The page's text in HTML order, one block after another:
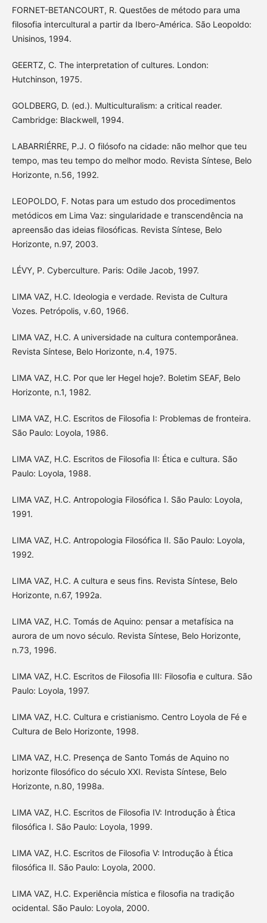
FORNET-BETANCOURT, R. Questões de método para uma
filosofia intercultural a partir da Ibero-América. São Leopoldo:
Unisinos, 1994.
GEERTZ, C. The interpretation of cultures. London:
Hutchinson, 1975.
GOLDBERG, D. (ed.). Multiculturalism: a critical reader.
Cambridge: Blackwell, 1994.
LABARRIÉRRE, P.J. O filósofo na cidade: não melhor que teu
tempo, mas teu tempo do melhor modo. Revista Síntese, Belo
Horizonte, n.56, 1992.
LEOPOLDO, F. Notas para um estudo dos procedimentos
metódicos em Lima Vaz: singularidade e transcendência na
apreensão das ideias filosóficas. Revista Síntese, Belo
Horizonte, n.97, 2003.
LÉVY, P. Cyberculture. Paris: Odile Jacob, 1997.
LIMA VAZ, H.C. Ideologia e verdade. Revista de Cultura
Vozes. Petrópolis, v.60, 1966.
LIMA VAZ, H.C. A universidade na cultura contemporânea.
Revista Síntese, Belo Horizonte, n.4, 1975.
LIMA VAZ, H.C. Por que ler Hegel hoje?. Boletim SEAF, Belo
Horizonte, n.1, 1982.
LIMA VAZ, H.C. Escritos de Filosofia I: Problemas de fronteira.
São Paulo: Loyola, 1986.
LIMA VAZ, H.C. Escritos de Filosofia II: Ética e cultura. São
Paulo: Loyola, 1988.
LIMA VAZ, H.C. Antropologia Filosófica I. São Paulo: Loyola,
1991.
LIMA VAZ, H.C. Antropologia Filosófica II. São Paulo: Loyola,
1992.
LIMA VAZ, H.C. A cultura e seus fins. Revista Síntese, Belo
Horizonte, n.67, 1992a.
LIMA VAZ, H.C. Tomás de Aquino: pensar a metafísica na
aurora de um novo século. Revista Síntese, Belo Horizonte,
n.73, 1996.
LIMA VAZ, H.C. Escritos de Filosofia III: Filosofia e cultura. São
Paulo: Loyola, 1997.
LIMA VAZ, H.C. Cultura e cristianismo. Centro Loyola de Fé e
Cultura de Belo Horizonte, 1998.
LIMA VAZ, H.C. Presença de Santo Tomás de Aquino no
horizonte filosófico do século XXI. Revista Síntese, Belo
Horizonte, n.80, 1998a.
LIMA VAZ, H.C. Escritos de Filosofia IV: Introdução à Ética
filosófica I. São Paulo: Loyola, 1999.
LIMA VAZ, H.C. Escritos de Filosofia V: Introdução à Ética
filosófica II. São Paulo: Loyola, 2000.
LIMA VAZ, H.C. Experiência mística e filosofia na tradição
ocidental. São Paulo: Loyola, 2000.